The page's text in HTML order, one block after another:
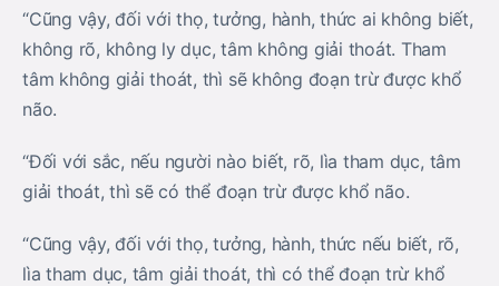
“Cũng vậy, đối với thọ, tưởng, hành, thức ai không biết,
không rõ, không ly dục, tâm không giải thoát. Tham
tâm không giải thoát, thì sẽ không đoạn trừ được khổ
não.
“Đối với sắc, nếu người nào biết, rõ, lìa tham dục, tâm
giải thoát, thì sẽ có thể đoạn trừ được khổ não.
“Cũng vậy, đối với thọ, tưởng, hành, thức nếu biết, rõ,
lìa tham dục, tâm giải thoát, thì có thể đoạn trừ khổ